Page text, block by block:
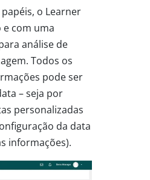
o Learner
e com uma
análise de
Todos os
pode ser
– seja por
personalizadas
da data
informações).